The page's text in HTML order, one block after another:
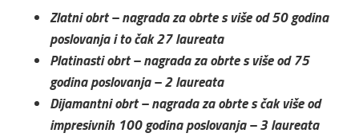
Zlatni obrt – nagrada za obrte s više od 50 godina
poslovanja i to čak 27 laureata
Platinasti obrt – nagrada za obrte s više od 75
godina poslovanja – 2 laureata
Dijamantni obrt – nagrada za obrte s čak više od
impresivnih 100 godina poslovanja – 3 laureata